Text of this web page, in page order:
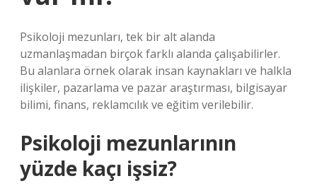
Psikoloji mezunları, tek bir alt alanda
uzmanlaşmadan birçok farklı alanda çalışabilirler.
Bu alanlara örnek olarak insan kaynakları ve halkla
ilişkiler, pazarlama ve pazar araştırması, bilgisayar
bilimi, finans, reklamcılık ve eğitim verilebilir.
Psikoloji mezunlarının
yüzde kaçı işsiz?